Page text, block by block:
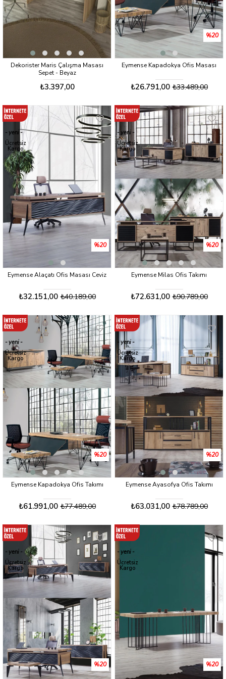
Dekorister Maris Çalışma Masası
Sepet - Beyaz
₺3.397,00
Eymense Kapadokya Ofis Masası
₺26.791,00 ₺33.489,00
%20
Eymense Alaçatı Ofis Masası Ceviz
₺32.151,00 ₺40.189,00
%20
yeni
ürün
Ücretsiz
Kargo
Eymense Milas Ofis Takımı
₺72.631,00 ₺90.789,00
%20
yeni
ürün
Ücretsiz
Kargo
Eymense Kapadokya Ofis Takımı
₺61.991,00 ₺77.489,00
%20
yeni
ürün
Ücretsiz
Kargo
Eymense Ayasofya Ofis Takımı
₺63.031,00 ₺78.789,00
%20
yeni
ürün
Ücretsiz
Kargo
%20
yeni
ürün
Ücretsiz
Kargo
%20
yeni
ürün
Ücretsiz
Kargo